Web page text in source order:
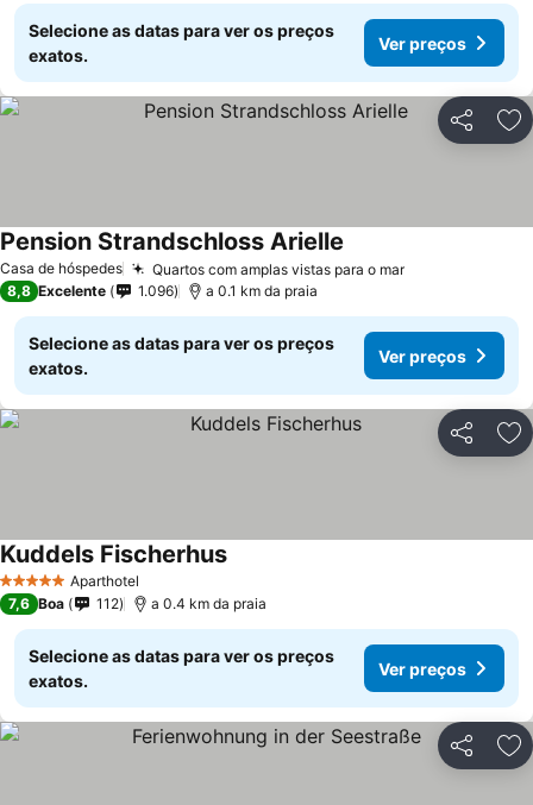
Selecione as datas para ver os preços
exatos.
Ver preços
Partilhar
Casa de hóspedes Quartos com amplas vistas para o mar
Pension Strandschloss Arielle
8,8 Excelente 1.096 a 0.1 km da praia
Selecione as datas para ver os preços
exatos.
Ver preços
Partilhar
5 Estrelas Aparthotel
Kuddels Fischerhus
7,6 Boa 112 a 0.4 km da praia
Selecione as datas para ver os preços
exatos.
Ver preços
Partilhar